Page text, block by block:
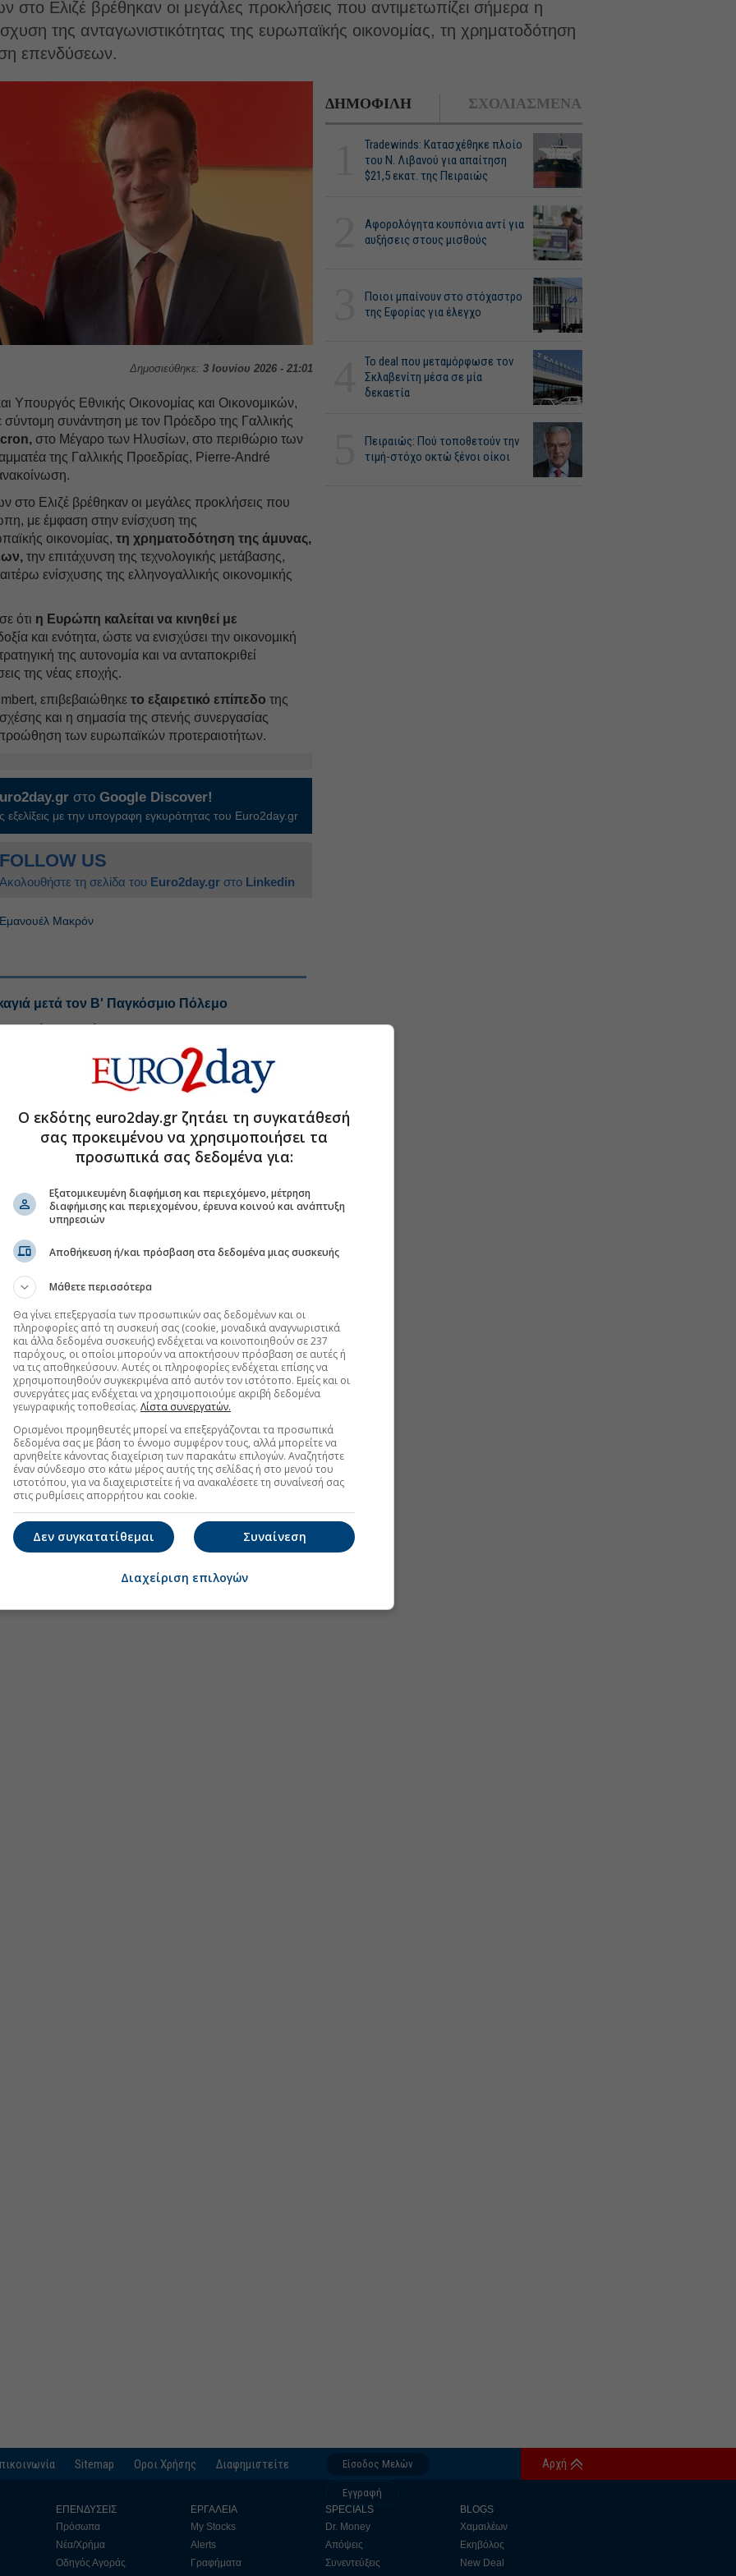
στο Ελιζέ βρέθηκαν οι μεγάλες προκλήσεις που αντιμετωπίζει σήμερα η
της ανταγωνιστικότητας της ευρωπαϊκής οικονομίας, τη χρηματοδότηση
επενδύσεων.
Δημοσιεύθηκε: 3 Ιουνίου 2026 - 21:01
Υπουργός Εθνικής Οικονομίας και Οικονομικών,
σύντομη συνάντηση με τον Πρόεδρο της Γαλλικής
στο Μέγαρο των Ηλυσίων, στο περιθώριο των
της Γαλλικής Προεδρίας, Pierre-André
στο Ελιζέ βρέθηκαν οι μεγάλες προκλήσεις που
με έμφαση στην ενίσχυση της
οικονομίας,τη χρηματοδότηση της άμυνας,
την επιτάχυνση της τεχνολογικής μετάβασης,
ενίσχυσης της ελληνογαλλικής οικονομικής
ότι η Ευρώπη καλείται να κινηθεί με
και ενότητα, ώστε να ενισχύσει την οικονομική
της αυτονομία και να ανταποκριθεί
της νέας εποχής.
επιβεβαιώθηκε το εξαιρετικό επίπεδο της
και η σημασία της στενής συνεργασίας
προώθηση των ευρωπαϊκών προτεραιοτήτων.
στοGoogle Discover!
εξελίξεις με την υπογραφη εγκυρότητας του Euro2day.gr
FOLLOW US
Ακολουθήστε τη σελίδα του Euro2day.gr στο Linkedin
Μακρόν
μετά τον Β' Παγκόσμιο Πόλεμο
προγράμματα
διαφυγής, στο επίκεντρο ενεργειακά projects
να χύσει αίμα για την ελευθερία
στο Discover
ΔΗΜΟΦΙΛΗ ΣΧΟΛΙΑΣΜΕΝΑ
Tradewinds: Κατασχέθηκε πλοίο
του Ν. Λιβανού για απαίτηση
$21,5 εκατ. της Πειραιώς
Αφορολόγητα κουπόνια αντί για
αυξήσεις στους μισθούς
Ποιοι μπαίνουν στο στόχαστρο
της Εφορίας για έλεγχο
Το deal που μεταμόρφωσε τον
Σκλαβενίτη μέσα σε μία
δεκαετία
Πειραιώς: Πού τοποθετούν την
τιμή-στόχο οκτώ ξένοι οίκοι
Sitemap Οροι Χρήσης Διαφημιστείτε Είσοδος Μελών
Εγγραφή
Αρχή
ΕΠΕΝΔΥΣΕΙΣ
Πρόσωπα
Νέα/Χρήμα
Οδηγός Αγοράς
ΕΡΓΑΛΕΙΑ
My Stocks
Alerts
Γραφήματα
SPECIALS
Dr. Money
Απόψεις
Συνεντεύξεις
BLOGS
Χαμαιλέων
Εκηβόλος
New Deal
Ο εκδότης euro2day.gr ζητάει τη συγκατάθεσή
σας προκειμένου να χρησιμοποιήσει τα
προσωπικά σας δεδομένα για:
Εξατομικευμένη διαφήμιση και περιεχόμενο, μέτρηση
διαφήμισης και περιεχομένου, έρευνα κοινού και ανάπτυξη
υπηρεσιών
Αποθήκευση ή/και πρόσβαση στα δεδομένα μιας συσκευής
Μάθετε περισσότερα
Θα γίνει επεξεργασία των προσωπικών σας δεδομένων και οι
πληροφορίες από τη συσκευή σας (cookie, μοναδικά αναγνωριστικά
και άλλα δεδομένα συσκευής) ενδέχεται να κοινοποιηθούν σε 237
παρόχους, οι οποίοι μπορούν να αποκτήσουν πρόσβαση σε αυτές ή
να τις αποθηκεύσουν. Αυτές οι πληροφορίες ενδέχεται επίσης να
χρησιμοποιηθούν συγκεκριμένα από αυτόν τον ιστότοπο. Εμείς και οι
συνεργάτες μας ενδέχεται να χρησιμοποιούμε ακριβή δεδομένα
γεωγραφικής τοποθεσίας. Λίστα συνεργατών.
Ορισμένοι προμηθευτές μπορεί να επεξεργάζονται τα προσωπικά
δεδομένα σας με βάση το έννομο συμφέρον τους, αλλά μπορείτε να
αρνηθείτε κάνοντας διαχείριση των παρακάτω επιλογών. Αναζητήστε
έναν σύνδεσμο στο κάτω μέρος αυτής της σελίδας ή στο μενού του
ιστοτόπου, για να διαχειριστείτε ή να ανακαλέσετε τη συναίνεσή σας
στις ρυθμίσεις απορρήτου και cookie.
Συναίνεση
Δεν συγκατατίθεμαι
Διαχείριση επιλογών